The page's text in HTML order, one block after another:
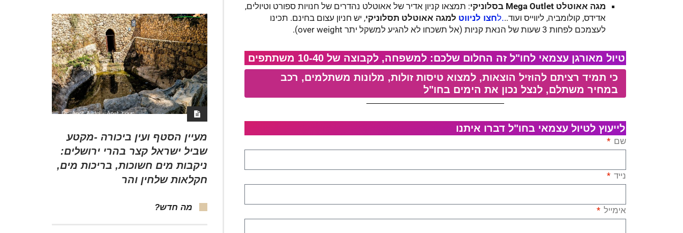
מגה אאוטלט Mega Outlet ​בסלוניקי
: תמצאו קניון אדיר של אאוטלט נהדרים של חנויות ספורט וטיולים,
אדידס, קולומביה, ליווייס ועוד...לחצו לניווט למגה אאוטלט תסלוניקי, יש חניון עצום בחינם. תכינו
לעצמכם לפחות 3 שעות של הנאת קניות (אל תשכחו לא להגיע למשקל יתר over weight).
טיול מאורגן עצמאי לחו"ל זה החלום שלכם: למשפחה, לקבוצה של 10-40 משתתפים​
כי תמיד רציתם להוזיל הוצאות, למצוא טיסות זולות, מלונות משתלמים, רכב
במחיר משתלם, לנצל נכון את הימים בחו"ל
לייעוץ לטיול עצמאי בחו"ל דברו איתנו
שם
נייד
אימייל
מעיין הסטף ועין ביכורה -מקטע
שביל ישראל קצר בהרי ירושלים:
ניקבות מים חשוכות, בריכות מים,
חקלאות שלחין והר
מה חדש?